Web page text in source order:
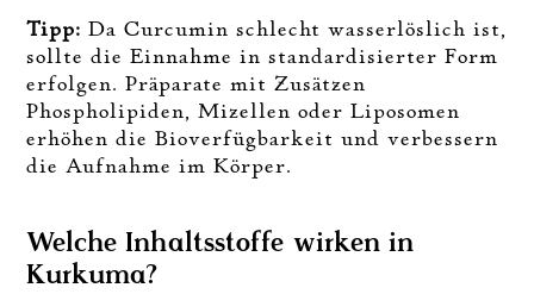
Tipp: Da Curcumin schlecht wasserlöslich ist,
sollte die Einnahme in standardisierter Form
erfolgen. Präparate mit Zusätzen
Phospholipiden, Mizellen oder Liposomen
erhöhen die Bioverfügbarkeit und verbessern
die Aufnahme im Körper.
Welche Inhaltsstoffe wirken in
Kurkuma?